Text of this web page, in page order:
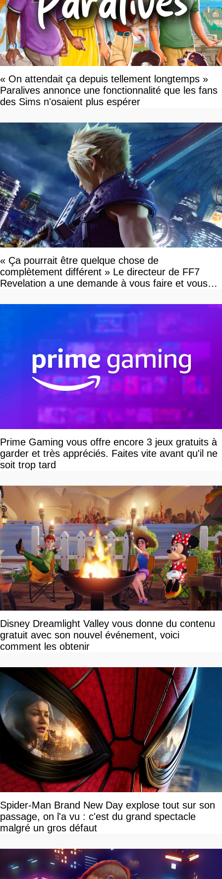
« On attendait ça depuis tellement longtemps »
Paralives annonce une fonctionnalité que les fans
des Sims n'osaient plus espérer
« Ça pourrait être quelque chose de
complètement différent » Le directeur de FF7
Revelation a une demande à vous faire et vous
Prime Gaming vous offre encore 3 jeux gratuits à
garder et très appréciés. Faites vite avant qu'il ne
soit trop tard
Disney Dreamlight Valley vous donne du contenu
gratuit avec son nouvel événement, voici
comment les obtenir
Spider-Man Brand New Day explose tout sur son
passage, on l'a vu : c'est du grand spectacle
malgré un gros défaut